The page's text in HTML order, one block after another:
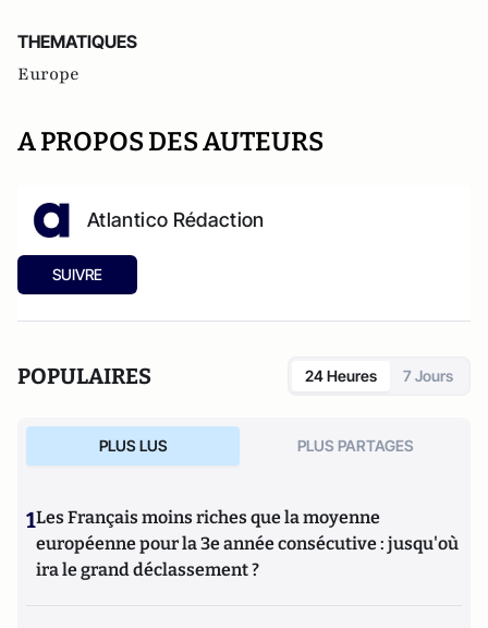
THEMATIQUES
Europe
A PROPOS DES AUTEURS
Atlantico Rédaction
SUIVRE
POPULAIRES 24 Heures 7 Jours
PLUS LUS PLUS PARTAGES
1Les Français moins riches que la moyenne
européenne pour la 3e année consécutive : jusqu'où
ira le grand déclassement ?